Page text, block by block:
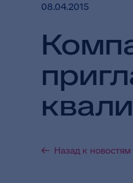
08.04.2015
Назад к новостям